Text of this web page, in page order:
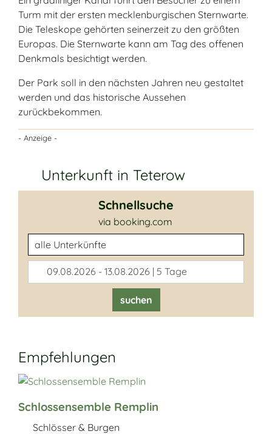
Turm mit der ersten mecklenburgischen Sternwarte.
Die Teleskope gehörten seinerzeit zu den größten
Europas. Die Sternwarte kann am Tag des offenen
Denkmals besichtigt werden.
Der Park soll in den nächsten Jahren neu gestaltet
werden und das historische Aussehen
zurückbekommen.
- Anzeige -
Unterkunft in Teterow
Schnellsuche
via booking.com
Unterkunftsart
09.08.2026 - 13.08.2026 | 5 Tage
suchen
Empfehlungen
Schlossensemble Remplin
Schlösser & Burgen